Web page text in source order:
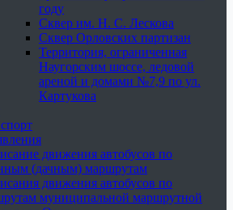
году
Сквер им. Н. С. Лескова
Сквер Орловских партизан
Территория, ограниченная
Наугорским шоссе, ледовой
ареной и домами №7,9 по ул.
Картукова
движения автобусов по
(дачным) маршрутам
движения автобусов по
муниципальной маршрутной